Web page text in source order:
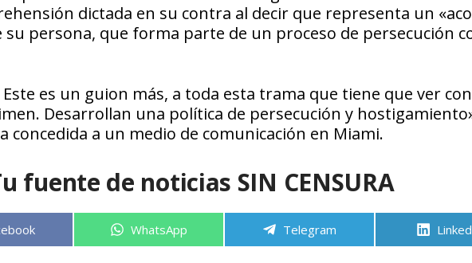
dictada en su contra al decir que representa un
persona, que forma parte de un proceso de persecución
es un guion más, a toda esta trama que tiene que ver
Desarrollan una política de persecución y
concedida a un medio de comunicación en Miami.
fuente de noticias SIN CENSURA
Compartir
WhatsApp Compartir
Telegram